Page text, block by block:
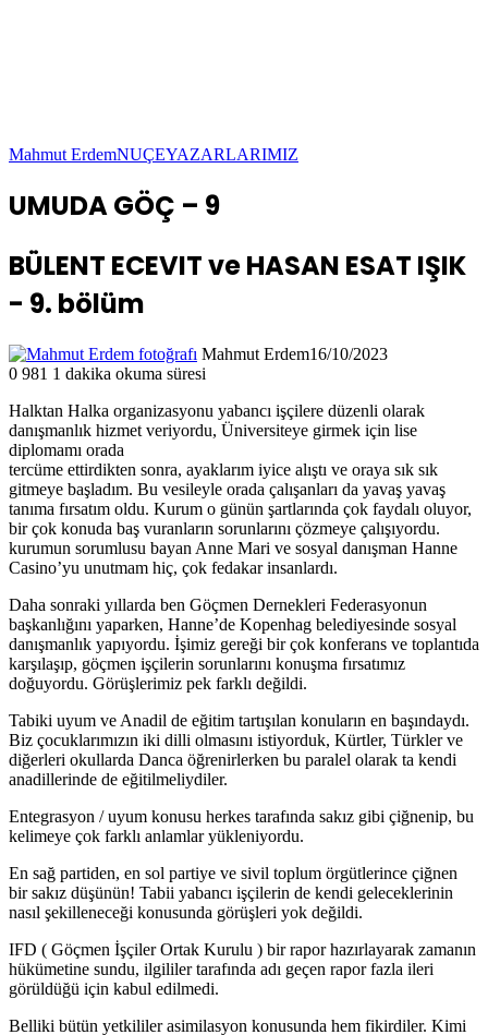
Mahmut ErdemNUÇEYAZARLARIMIZ
UMUDA GÖÇ – 9
BÜLENT ECEVIT ve HASAN ESAT IŞIK
- 9. bölüm
Mahmut Erdem16/10/2023
0 981 1 dakika okuma süresi
Halktan Halka organizasyonu yabancı işçilere düzenli olarak
danışmanlık hizmet veriyordu, Üniversiteye girmek için lise
diplomamı orada
tercüme ettirdikten sonra, ayaklarım iyice alıştı ve oraya sık sık
gitmeye başladım. Bu vesileyle orada çalışanları da yavaş yavaş
tanıma fırsatım oldu. Kurum o günün şartlarında çok faydalı oluyor,
bir çok konuda baş vuranların sorunlarını çözmeye çalışıyordu.
kurumun sorumlusu bayan Anne Mari ve sosyal danışman Hanne
Casino’yu unutmam hiç, çok fedakar insanlardı.
Daha sonraki yıllarda ben Göçmen Dernekleri Federasyonun
başkanlığını yaparken, Hanne’de Kopenhag belediyesinde sosyal
danışmanlık yapıyordu. İşimiz gereği bir çok konferans ve toplantıda
karşılaşıp, göçmen işçilerin sorunlarını konuşma fırsatımız
doğuyordu. Görüşlerimiz pek farklı değildi.
Tabiki uyum ve Anadil de eğitim tartışılan konuların en başındaydı.
Biz çocuklarımızın iki dilli olmasını istiyorduk, Kürtler, Türkler ve
diğerleri okullarda Danca öğrenirlerken bu paralel olarak ta kendi
anadillerinde de eğitilmeliydiler.
Entegrasyon / uyum konusu herkes tarafında sakız gibi çiğnenip, bu
kelimeye çok farklı anlamlar yükleniyordu.
En sağ partiden, en sol partiye ve sivil toplum örgütlerince çiğnen
bir sakız düşünün! Tabii yabancı işçilerin de kendi geleceklerinin
nasıl şekilleneceği konusunda görüşleri yok değildi.
IFD ( Göçmen İşçiler Ortak Kurulu ) bir rapor hazırlayarak zamanın
hükümetine sundu, ilgililer tarafında adı geçen rapor fazla ileri
görüldüğü için kabul edilmedi.
Belliki bütün yetkililer asimilasyon konusunda hem fikirdiler. Kimi